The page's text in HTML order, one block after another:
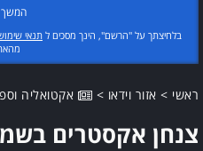
בלחיצתך על "הרשם", הינך מסכים לתנאי
ראשי > אזור וידאו > אקטואליה
צנחן אקסטרים